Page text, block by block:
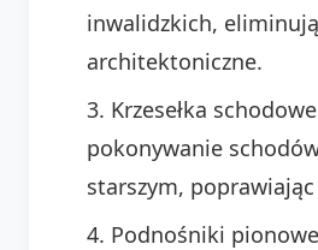
inwalidzkich,
architektoniczne.
Krzesełka
pokonywanie
starszym,
Podnośniki